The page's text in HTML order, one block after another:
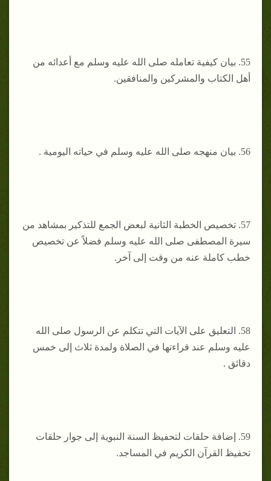
55. بيان كيفية تعامله صلى الله عليه وسلم مع أعدائه من
أهل الكتاب والمشركين والمنافقين.
56. ‌بيان منهجه صلى الله عليه وسلم في حياته اليومية .
57. تخصيص الخطبة الثانية لبعض الجمع للتذكير بمشاهد من
سيرة المصطفى صلى الله عليه وسلم فضلاً عن تخصيص
خطب كاملة عنه من وقت إلى آخر.
58. التعليق على الآيات التي تتكلم عن الرسول صلى الله
عليه وسلم عند قراءتها في الصلاة ولمدة ثلاث إلى خمس
دقائق .
59. إضافة حلقات لتحفيظ السنة النبوية إلى جوار حلقات
تحفيظ القرآن الكريم في المساجد.